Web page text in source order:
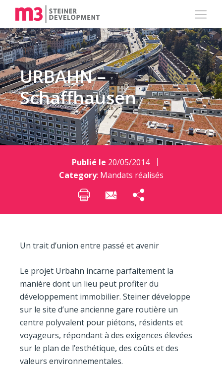
URBAHN –
Schaffhausen
Publié le 20/05/2014
Category: Mandats réalisés
Un trait d’union entre passé et avenir
Le projet Urbahn incarne parfaitement la
manière dont un lieu peut profiter du
développement immobilier. Steiner développe
sur le site d’une ancienne gare routière un
centre polyvalent pour piétons, résidents et
voyageurs, répondant à des exigences élevées
sur le plan de l’esthétique, des coûts et des
valeurs environnementales.